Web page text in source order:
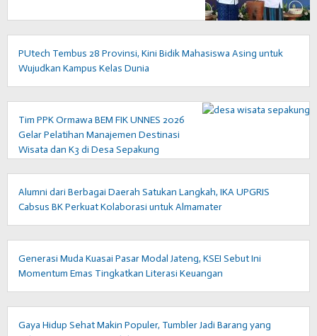
PUtech Tembus 28 Provinsi, Kini Bidik Mahasiswa Asing untuk
Wujudkan Kampus Kelas Dunia
Tim PPK Ormawa BEM FIK UNNES 2026
Gelar Pelatihan Manajemen Destinasi
Wisata dan K3 di Desa Sepakung
Alumni dari Berbagai Daerah Satukan Langkah, IKA UPGRIS
Cabsus BK Perkuat Kolaborasi untuk Almamater
Generasi Muda Kuasai Pasar Modal Jateng, KSEI Sebut Ini
Momentum Emas Tingkatkan Literasi Keuangan
Gaya Hidup Sehat Makin Populer, Tumbler Jadi Barang yang